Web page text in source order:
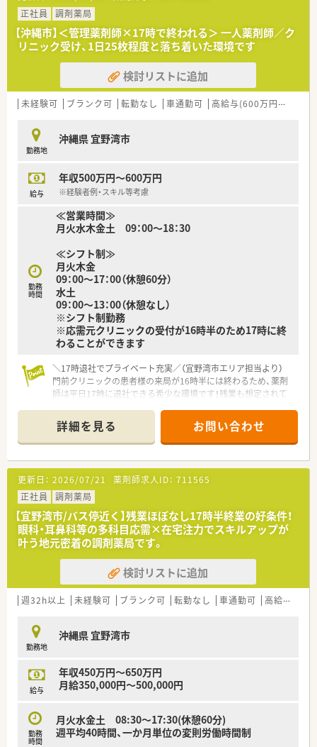
貢献しながら安定した経営を続けている法人です。
■代表自身も薬剤師として現場に立って店舗の管理を行ってお
り、現場の状況を深く理解しているのが特徴です。
■店舗の積極的な拡大よりも、現在の各店舗での医療サービス向
上やスタッフの働きやすさを大切にしています。
正社員
調剤薬局
【沖縄市】＜管理薬剤師×17時で終われる＞ 一人薬剤師／ク
リニック受け、1日25枚程度と落ち着いた環境です
検討リストに追加
未経験可 ブランク可 転勤なし 車通勤可 高給与(600万円以上)
勤務地
沖縄県 宜野湾市
給与
年収500万円～600万円
※経験者例・スキル等考慮
勤務
時間
≪営業時間≫
月火水木金土 09：00～18：30
≪シフト制≫
月火木金
09：00～17：00（休憩60分）
水土
09：00～13：00（休憩なし）
※シフト制勤務
※応需元クリニックの受付が16時半のため17時に終
わることができます
＼17時退社でプライベート充実／（宜野湾市エリア担当より）
門前クリニックの患者様の来局が16時半には終わるため、薬剤
師は平日17時に退社できる希少な環境です！残業も想定されて
＊------------------------------------------＊
【店舗情報と応需状況について】
■沖縄県宜野湾市に位置しており、内科や小児科に加えて皮膚科
や外科など幅広い処方箋を応需している店舗です。
■1日の処方箋枚数は25枚程度となっており、午前中に集中し午
後は比較的落ち着いたペースで勤務が可能です。
■近隣の医院からの処方箋をメインに応需しており、地域に密着
したかかりつけ薬局としての役割を担っています。
【法人特徴について】
■沖縄県内に複数の調剤薬局を展開しており、地域医療の発展に
貢献しながら安定した経営を続けている法人です。
■代表自身も薬剤師として現場に立って店舗の管理を行ってお
り、現場の状況を深く理解しているのが特徴です。
かかる転居費用の一部を法人側で負担しています。
■スタッフのスキルアップを目的とした勉強会を定期的に開催
■各店舗において後発医薬品の調剤体制加算を80パーセント以
上達成しており、医療費削減にも貢献しています。
詳細を見る お問い合わせ
更新日： 2026/07/21 薬剤師求人ID： 711565
正社員
調剤薬局
【宜野湾市/バス停近く】残業ほぼなし17時半終業の好条件！
眼科・耳鼻科等の多科目応需×在宅注力でスキルアップが
叶う地元密着の調剤薬局です。
検討リストに追加
週32h以上 未経験可 ブランク可 転勤なし 車通勤可 高給与(600万円以上)
勤務地
沖縄県 宜野湾市
給与
年収450万円～650万円
月給350,000円～500,000円
勤務
時間
月火水金土 08:30～17:30(休憩60分)
週平均40時間、一か月単位の変則労働時間制